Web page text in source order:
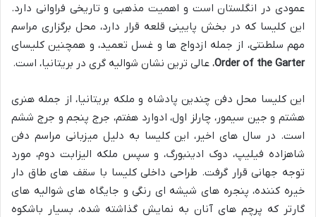
عمودی در انگلستان است و اهمیت مذهبی و تاریخی فراوانی دارد.
این کلیسا که در بخش پایینی قلعه قرار دارد، محل برگزاری مراسم
مهم سلطنتی، از جمله ازدواج ها و غسل تعمید، و همچنین کلیسای
Order of the Garter، عالی ترین نشان شوالیه گری در بریتانیا، است.
این کلیسا محل دفن چندین پادشاه و ملکه بریتانیا، از جمله هنری
هشتم و جین سیمور، چارلز اول، ادوارد هفتم، جرج پنجم و جرج ششم
است. در سال های اخیر، این کلیسا به دلیل میزبانی مراسم دفن
شاهزاده فیلیپ، دوک ادینبورگ، و سپس ملکه الیزابت دوم، مورد
توجه جهانی قرار گرفت. طراحی داخلی کلیسا با سقف های طاق دار
خیره کننده، پنجره های شیشه ای رنگی و جایگاه های شوالیه های
گارتر که پرچم های آنان به نمایش گذاشته شده، بسیار باشکوه